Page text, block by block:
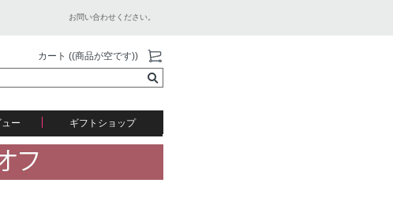
お問い合わせください。
カート ((商品が空です))
ー
ギフトショップ